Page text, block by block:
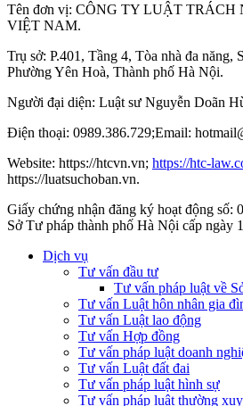
Tên đơn vị: CÔNG TY LUẬT
VIỆT NAM.
Trụ sở: P.401, Tầng 4, Tòa nhà đa
Phường Yên Hoà, Thành phố Hà Nội.
Người đại diện: Luật sư Nguyễn Doãn
Điện thoại: 0989.386.729;Email:
Website: https://htcvn.vn; https://htc-
https://luatsuchoban.vn.
Giấy chứng nhận đăng ký hoạt động
Sở Tư pháp thành phố Hà Nội cấp ngày
Dịch vụ
Tư vấn đầu tư
Tư vấn pháp luật về
Tư vấn Luật hôn nhân gia
Tư vấn Luật lao động
Tư vấn Hợp đồng
Tư vấn pháp luật doanh
Tư vấn Luật đất đai
Tư vấn pháp luật hình sự
Tư vấn pháp luật thường